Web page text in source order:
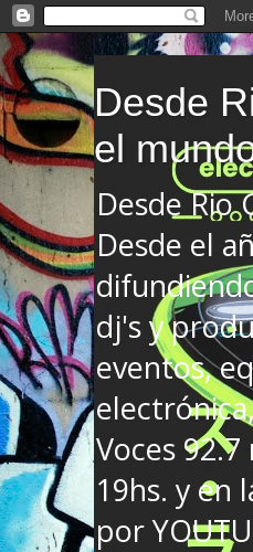
Desde
el
Desde Rio
Desde el
dj's y
eventos,
Voces
19hs. y en
por